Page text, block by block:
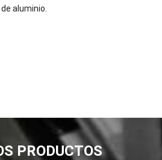
aluminio.
PRODUCTOS